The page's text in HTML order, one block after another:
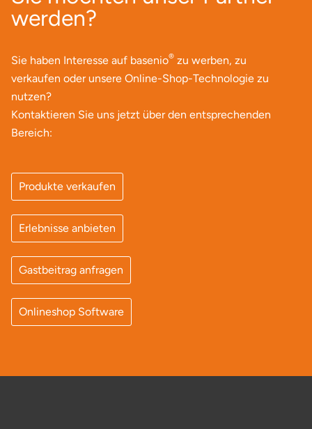
werden?
Sie haben Interesse auf basenio® zu werben, zu
verkaufen oder unsere Online-Shop-Technologie zu
nutzen?
Kontaktieren Sie uns jetzt über den entsprechenden
Bereich:
Produkte verkaufen
Erlebnisse anbieten
Gastbeitrag anfragen
Onlineshop Software
Saarbrücken
Salzgitter
Schongau
Schwabach
Schwerin
Segeberg
Seligenstadt
Speyer